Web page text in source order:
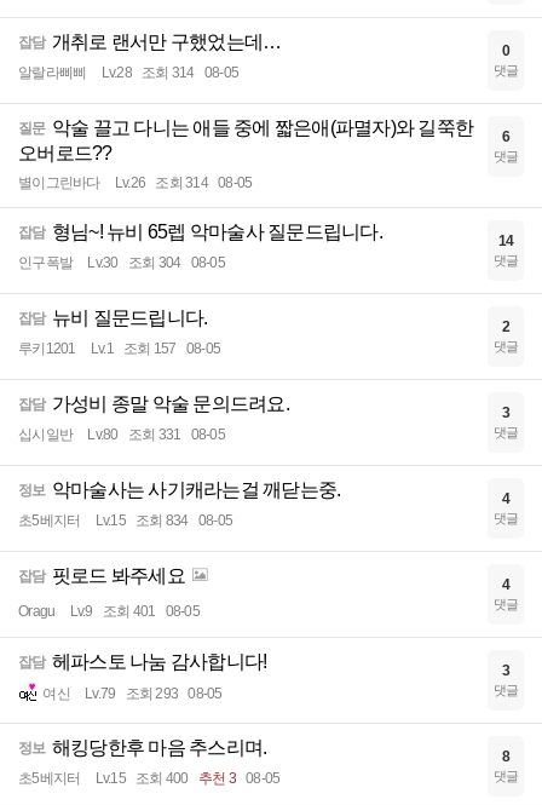
잡담 개취로 랜서만 구했었는데…
알랄라삐삐 Lv.28 조회 314 08-05
0
댓글
질문 악술 끌고 다니는 애들 중에 짧은애(파멸자)와 길쭉한
오버로드??
별이그린바다 Lv.26 조회 314 08-05
6
댓글
잡담 형님~! 뉴비 65렙 악마술사 질문드립니다.
인구폭발 Lv.30 조회 304 08-05
14
댓글
잡담 뉴비 질문드립니다.
루키1201 Lv.1 조회 157 08-05
2
댓글
잡담 가성비 종말 악술 문의드려요.
십시일반 Lv.80 조회 331 08-05
3
댓글
정보 악마술사는 사기캐라는걸 깨닫는중.
초5베지터 Lv.15 조회 834 08-05
4
댓글
잡담 핏로드 봐주세요
Oragu Lv.9 조회 401 08-05
4
댓글
잡담 헤파스토 나눔 감사합니다!
여신 Lv.79 조회 293 08-05
3
댓글
정보 해킹당한후 마음 추스리며.
초5베지터 Lv.15 조회 400 추천 3 08-05
8
댓글